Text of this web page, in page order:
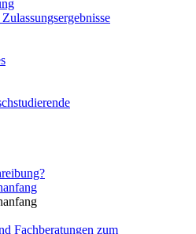
Fachberatungen zum